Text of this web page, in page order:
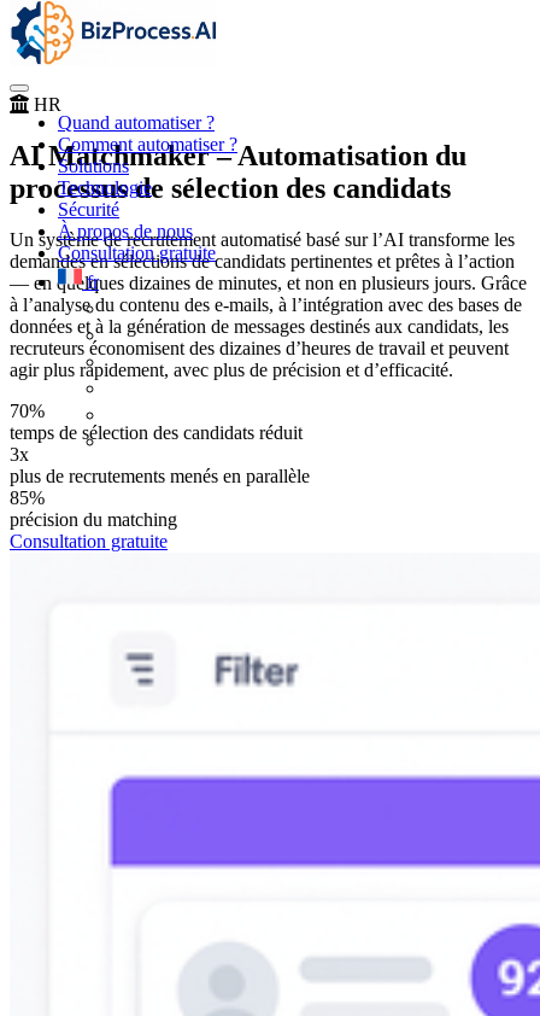
Quand automatiser ?
Comment automatiser ?
Solutions
Technologie
Sécurité
À propos de nous
Consultation gratuite
fr
HR
AI Matchmaker – Automatisation du
processus de sélection des candidats
Un système de recrutement automatisé basé sur l’AI transforme les
demandes en sélections de candidats pertinentes et prêtes à l’action
— en quelques dizaines de minutes, et non en plusieurs jours. Grâce
à l’analyse du contenu des e-mails, à l’intégration avec des bases de
données et à la génération de messages destinés aux candidats, les
recruteurs économisent des dizaines d’heures de travail et peuvent
agir plus rapidement, avec plus de précision et d’efficacité.
70%
temps de sélection des candidats réduit
3x
plus de recrutements menés en parallèle
85%
précision du matching
Consultation gratuite